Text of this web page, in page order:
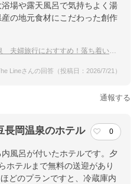
場や露天風呂で気持ちよく湯
の地元食材にこだわった創作
におすすめ！落ち着いた雰囲気で庭園がある温泉宿
Lineさんの回答（投稿日：2026/7/21）
通報する
長岡温泉のホテル 0
風呂が付いたホテルです。夕
ホテルまで無料の送迎があり
どのプランですと、冷蔵庫内